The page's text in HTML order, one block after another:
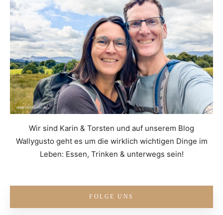
Wir sind Karin & Torsten und auf unserem Blog
Wallygusto geht es um die wirklich wichtigen Dinge im
Leben: Essen, Trinken & unterwegs sein!
FOLGE UNS